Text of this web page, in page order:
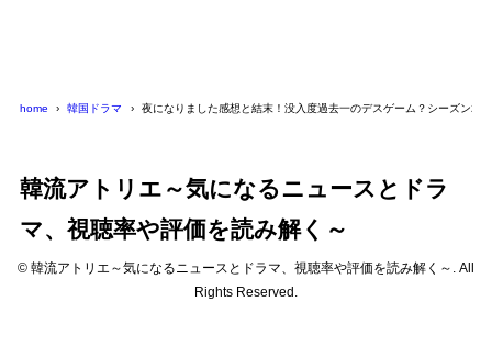
home 韓国ドラマ 夜になりました感想と結末！没入度過去一のデスゲーム？シーズン2は
韓流アトリエ～気になるニュースとドラ
マ、視聴率や評価を読み解く～
© 韓流アトリエ～気になるニュースとドラマ、視聴率や評価を読み解く～. All
Rights Reserved.